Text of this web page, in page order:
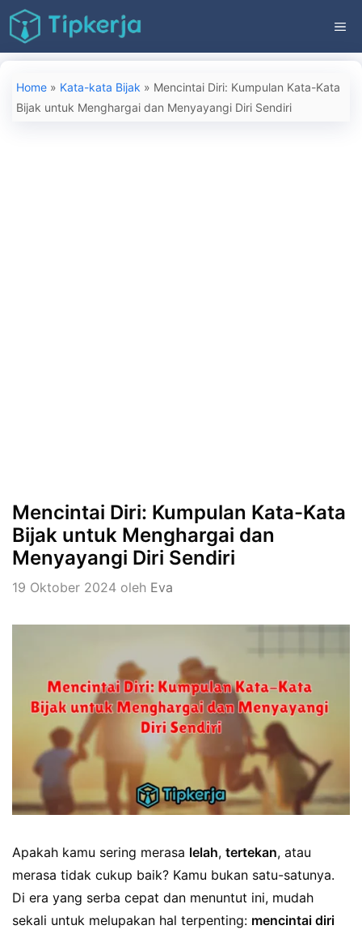
Langsung
ke
isi
Home » Kata-kata Bijak » Mencintai Diri: Kumpulan Kata-Kata
Bijak untuk Menghargai dan Menyayangi Diri Sendiri
Mencintai Diri: Kumpulan Kata-Kata
Bijak untuk Menghargai dan
Menyayangi Diri Sendiri
19 Oktober 2024 oleh Eva
Apakah kamu sering merasa lelah, tertekan, atau
merasa tidak cukup baik? Kamu bukan satu-satunya.
Di era yang serba cepat dan menuntut ini, mudah
sekali untuk melupakan hal terpenting: mencintai diri